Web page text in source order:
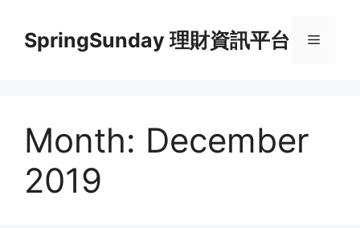
contentSpringSunday 理財資訊平台 Menu
Month: December
2019